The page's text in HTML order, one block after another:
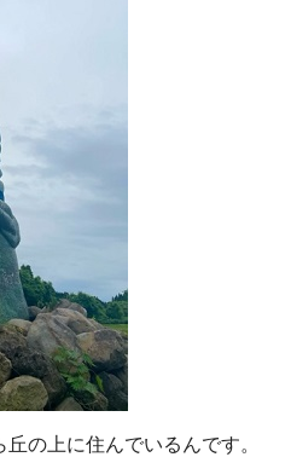
の上に住んでいるんです。